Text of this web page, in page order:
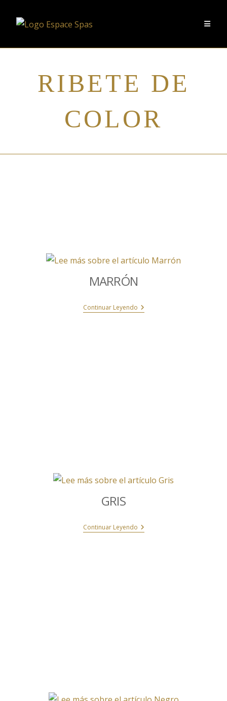
RIBETE DE
COLOR
MARRÓN
Continuar Leyendo
GRIS
Continuar Leyendo